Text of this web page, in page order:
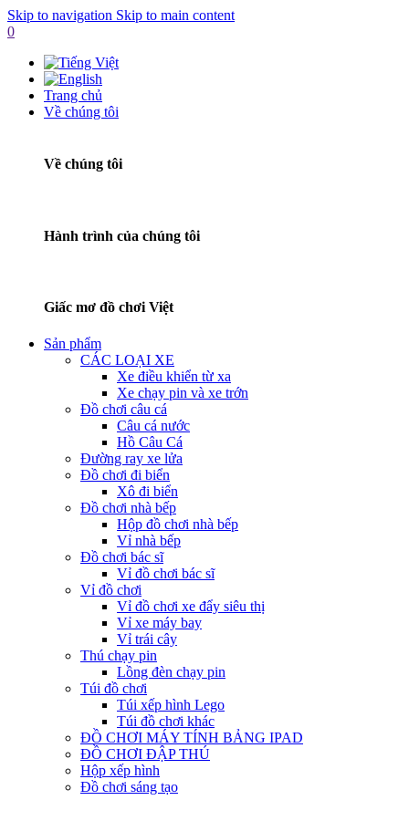
Skip to navigation Skip to main content
0
Trang chủ
Về chúng tôi
Về chúng tôi
Hành trình của chúng tôi
Giấc mơ đồ chơi Việt
Sản phẩm
CÁC LOẠI XE
Xe điều khiển từ xa
Xe chạy pin và xe trớn
Đồ chơi câu cá
Câu cá nước
Hồ Câu Cá
Đường ray xe lửa
Đồ chơi đi biển
Xô đi biển
Đồ chơi nhà bếp
Hộp đồ chơi nhà bếp
Vỉ nhà bếp
Đồ chơi bác sĩ
Vỉ đồ chơi bác sĩ
Vỉ đồ chơi
Vỉ đồ chơi xe đẩy siêu thị
Vỉ xe máy bay
Vỉ trái cây
Thú chạy pin
Lồng đèn chạy pin
Túi đồ chơi
Túi xếp hình Lego
Túi đồ chơi khác
ĐỒ CHƠI MÁY TÍNH BẢNG IPAD
ĐỒ CHƠI ĐẬP THÚ
Hộp xếp hình
Đồ chơi sáng tạo